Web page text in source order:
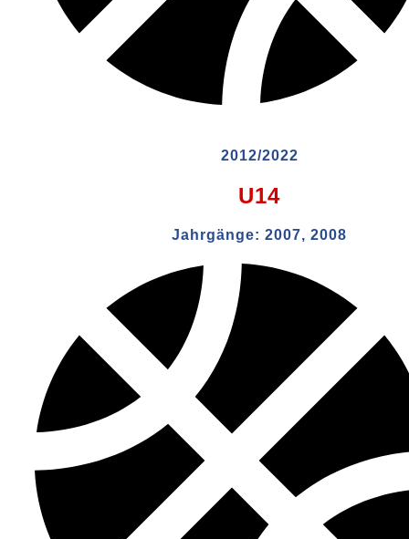
2012/2022
U14
Jahrgänge: 2007, 2008